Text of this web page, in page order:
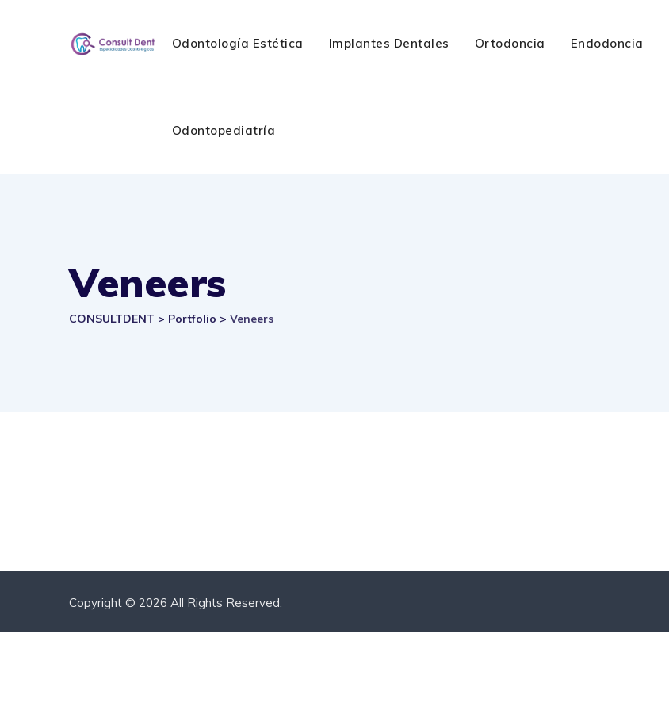
Odontología Estética Implantes Dentales Ortodoncia Endodoncia
Odontopediatría
Veneers
CONSULTDENT > Portfolio > Veneers
Copyright © 2026 All Rights Reserved.